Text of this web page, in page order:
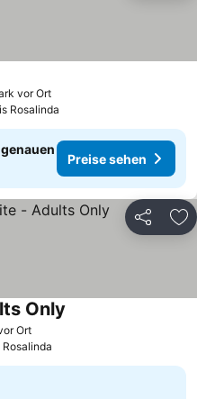
vor Ort
Rosalinda
Preise sehen
Teilen
Ort
Only